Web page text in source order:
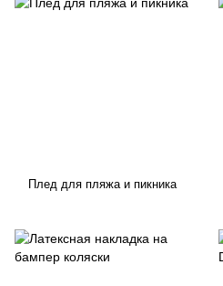
Плед для пляжа и пикника